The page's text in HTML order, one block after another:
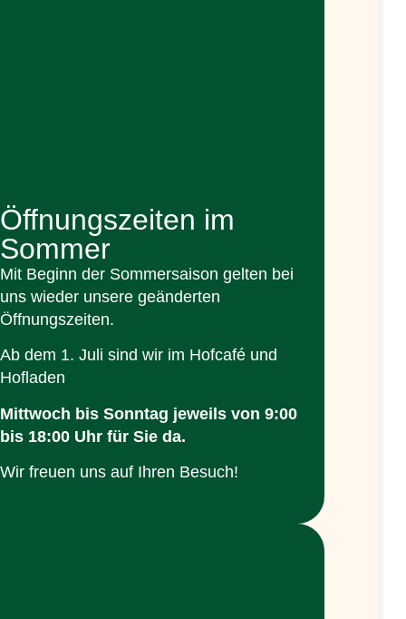
Öffnungszeiten im
Sommer
Mit Beginn der Sommersaison gelten bei
uns wieder unsere geänderten
Öffnungszeiten.
Ab dem 1. Juli sind wir im Hofcafé und
Hofladen
Mittwoch bis Sonntag jeweils von 9:00
bis 18:00 Uhr für Sie da.
Wir freuen uns auf Ihren Besuch!